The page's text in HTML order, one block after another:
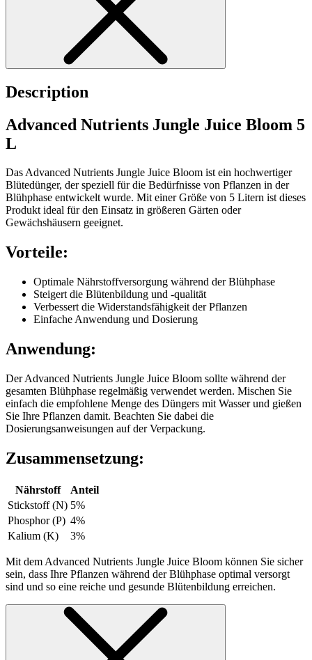
Description
Advanced Nutrients Jungle Juice Bloom 5
L
Das Advanced Nutrients Jungle Juice Bloom ist ein hochwertiger
Blütedünger, der speziell für die Bedürfnisse von Pflanzen in der
Blühphase entwickelt wurde. Mit einer Größe von 5 Litern ist dieses
Produkt ideal für den Einsatz in größeren Gärten oder
Gewächshäusern geeignet.
Vorteile:
Optimale Nährstoffversorgung während der Blühphase
Steigert die Blütenbildung und -qualität
Verbessert die Widerstandsfähigkeit der Pflanzen
Einfache Anwendung und Dosierung
Anwendung:
Der Advanced Nutrients Jungle Juice Bloom sollte während der
gesamten Blühphase regelmäßig verwendet werden. Mischen Sie
einfach die empfohlene Menge des Düngers mit Wasser und gießen
Sie Ihre Pflanzen damit. Beachten Sie dabei die
Dosierungsanweisungen auf der Verpackung.
Zusammensetzung:
Nährstoff
Anteil
Stickstoff (N) 5%
Phosphor (P) 4%
Kalium (K)
3%
Mit dem Advanced Nutrients Jungle Juice Bloom können Sie sicher
sein, dass Ihre Pflanzen während der Blühphase optimal versorgt
sind und so eine reiche und gesunde Blütenbildung erreichen.